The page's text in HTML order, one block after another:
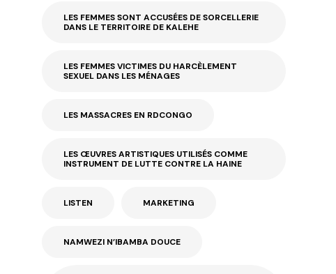
LES FEMMES SONT ACCUSÉES DE SORCELLERIE
DANS LE TERRITOIRE DE KALEHE
LES FEMMES VICTIMES DU HARCÈLEMENT
SEXUEL DANS LES MÉNAGES
LES MASSACRES EN RDCONGO
LES ŒUVRES ARTISTIQUES UTILISÉS COMME
INSTRUMENT DE LUTTE CONTRE LA HAINE
LISTEN MARKETING
NAMWEZI N’IBAMBA DOUCE